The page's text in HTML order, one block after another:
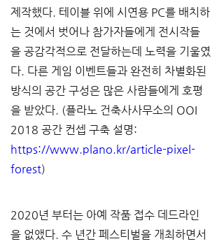
제작했다. 테이블 위에 시연용 PC를 배치하
는 것에서 벗어나 참가자들에게 전시작들
을 공감각적으로 전달하는데 노력을 기울였
다. 다른 게임 이벤트들과 완전히 차별화된
방식의 공간 구성은 많은 사람들에게 호평
을 받았다. (플라노 건축사사무소의 OOI
2018 공간 컨셉 구축 설명:
https://www.plano.kr/article-pixel-
forest)
2020년 부터는 아예 작품 접수 데드라인
을 없앴다. 수 년간 페스티벌을 개최하면서